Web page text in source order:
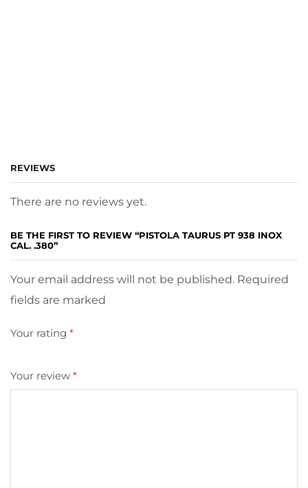
REVIEWS
There are no reviews yet.
BE THE FIRST TO REVIEW “PISTOLA TAURUS PT 938 INOX
CAL. .380”
Your email address will not be published. Required
fields are marked
Your rating *
Your review *